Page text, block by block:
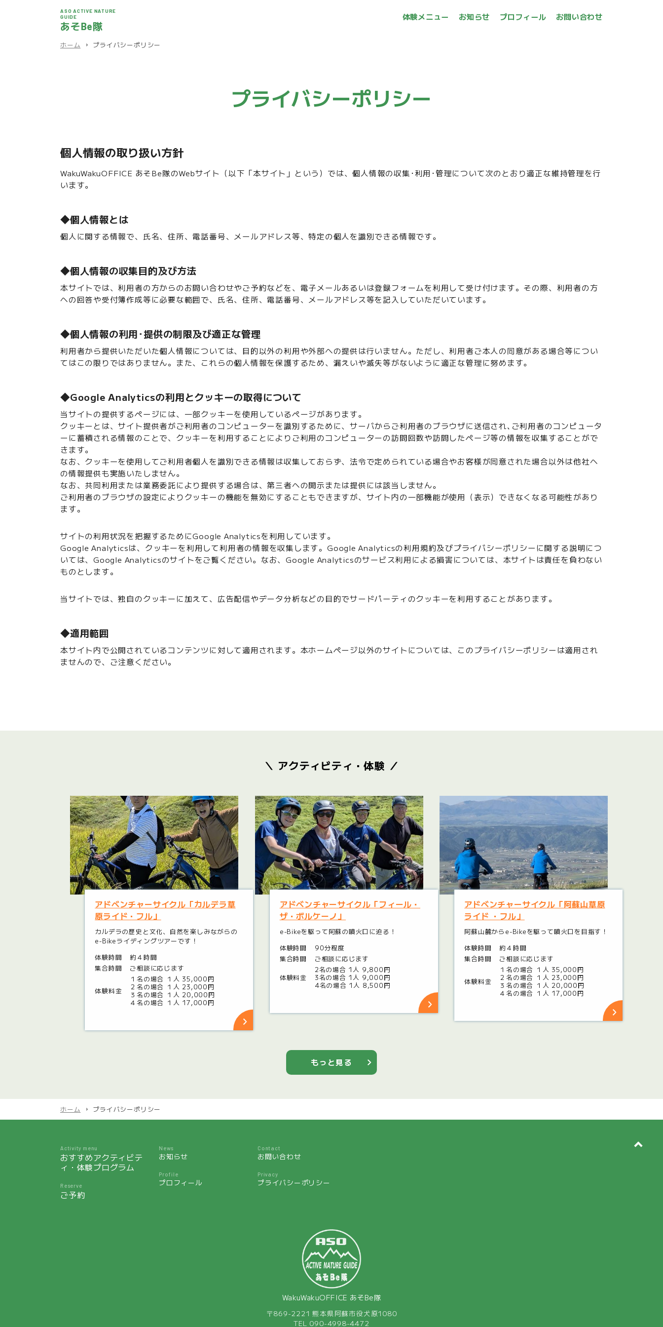
ASO ACTIVE NATURE
GUIDE
あそBe隊
体験メニュー お知らせ プロフィール お問い合わせ
ホーム プライバシーポリシー
プライバシーポリシー
個人情報の取り扱い方針
WakuWakuOFFICE あそBe隊のWebサイト（以下「本サイト」という）では、個人情報の収集･利用･管理について次のとおり適正な維持管理を行
います。
◆個人情報とは
個人に関する情報で、氏名、住所、電話番号、メールアドレス等、特定の個人を識別できる情報です。
◆個人情報の収集目的及び方法
本サイトでは、利用者の方からのお問い合わせやご予約などを、電子メールあるいは登録フォームを利用して受け付けます。その際、利用者の方
への回答や受付簿作成等に必要な範囲で、氏名、住所、電話番号、メールアドレス等を記入していただいています。
◆個人情報の利用･提供の制限及び適正な管理
利用者から提供いただいた個人情報については、目的以外の利用や外部への提供は行いません。ただし、利用者ご本人の同意がある場合等につい
てはこの限りではありません。また、これらの個人情報を保護するため、漏えいや滅失等がないように適正な管理に努めます。
◆Google Analyticsの利用とクッキーの取得について
当サイトの提供するページには、一部クッキーを使用しているページがあります。
クッキーとは、サイト提供者がご利用者のコンピューターを識別するために、サーバからご利用者のブラウザに送信され､ご利用者のコンピュータ
ーに蓄積される情報のことで、クッキーを利用することによりご利用のコンピューターの訪問回数や訪問したページ等の情報を収集することがで
きます。
なお、クッキーを使用してご利用者個人を識別できる情報は収集しておらず、法令で定められている場合やお客様が同意された場合以外は他社へ
の情報提供も実施いたしません。
なお、共同利用または業務委託により提供する場合は、第三者への開示または提供には該当しません。
ご利用者のブラウザの設定によりクッキーの機能を無効にすることもできますが、サイト内の一部機能が使用（表示）できなくなる可能性があり
ます。
サイトの利用状況を把握するためにGoogle Analyticsを利用しています。
Google Analyticsは、クッキーを利用して利用者の情報を収集します。Google Analyticsの利用規約及びプライバシーポリシーに関する説明につ
いては、Google Analyticsのサイトをご覧ください。なお、Google Analyticsのサービス利用による損害については、本サイトは責任を負わない
ものとします。
当サイトでは、独自のクッキーに加えて、広告配信やデータ分析などの目的でサードパーティのクッキーを利用することがあります。
◆適用範囲
本サイト内で公開されているコンテンツに対して適用されます。本ホームページ以外のサイトについては、このプライバシーポリシーは適用され
ませんので、ご注意ください。
＼ アクティビティ・体験 ／
アドベンチャーサイクル「カルデラ草
原ライド・フル」
カルデラの歴史と文化、自然を楽しみながらの
e-Bikeライディングツアーです！
体験時間
約４時間
集合時間
ご相談に応じます
体験料金
１名の場合 １人 35,000円
２名の場合 １人 23,000円
３名の場合 １人 20,000円
４名の場合 １人 17,000円
アドベンチャーサイクル「フィール・
ザ・ボルケーノ」
e-Bikeを駆って阿蘇の噴火口に迫る！
体験時間
90分程度
集合時間
ご相談に応じます
体験料金
2名の場合 1人 9,800円
3名の場合 1人 9,000円
4名の場合 1人 8,500円
アドベンチャーサイクル「阿蘇山草原
ライド ・フル」
阿蘇山麓からe-Bikeを駆って噴火口を目指す！
体験時間
約４時間
集合時間
ご相談に応じます
体験料金
１名の場合 １人 35,000円
２名の場合 １人 23,000円
３名の場合 １人 20,000円
４名の場合 １人 17,000円
もっと見る
ホーム プライバシーポリシー
Activity menu
おすすめアクティビテ
ィ・体験プログラム
Reserve
ご予約
News
お知らせ
Profile
プロフィール
Contact
お問い合わせ
Privacy
プライバシーポリシー
WakuWakuOFFICE あそBe隊
〒869-2221 熊本県阿蘇市役犬原1080
TEL 090-4998-4472